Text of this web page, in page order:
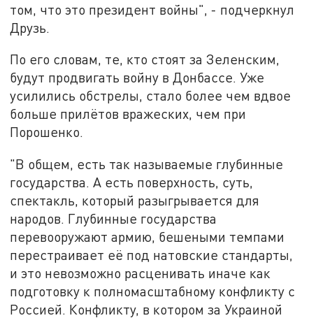
том, что это президент войны", - подчеркнул
Друзь.
По его словам, те, кто стоят за Зеленским,
будут продвигать войну в Донбассе. Уже
усилились обстрелы, стало более чем вдвое
больше прилётов вражеских, чем при
Порошенко.
"В общем, есть так называемые глубинные
государства. А есть поверхность, суть,
спектакль, который разыгрывается для
народов. Глубинные государства
перевооружают армию, бешеными темпами
перестраивает её под натовские стандарты,
и это невозможно расценивать иначе как
подготовку к полномасштабному конфликту с
Россией. Конфликту, в котором за Украиной